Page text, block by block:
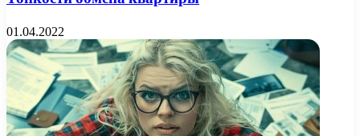
01.04.2022